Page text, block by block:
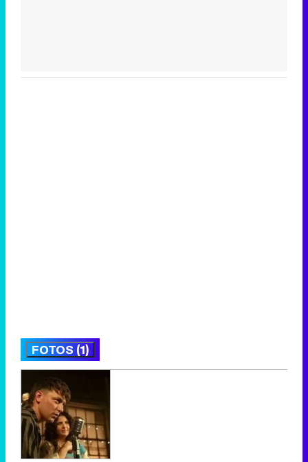
FOTOS (1)